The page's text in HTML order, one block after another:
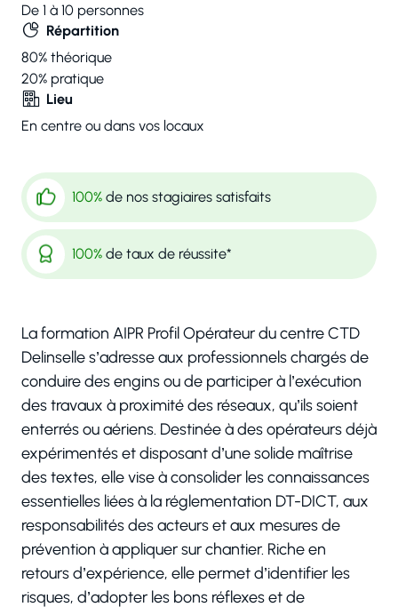
De 1 à 10 personnes
Répartition
80% théorique
20% pratique
Lieu
En centre ou dans vos locaux
100%de nos stagiaires satisfaits
100%de taux de réussite*
La formation AIPR Profil Opérateur du centre CTD
Delinselle s’adresse aux professionnels chargés de
conduire des engins ou de participer à l’exécution
des travaux à proximité des réseaux, qu’ils soient
enterrés ou aériens. Destinée à des opérateurs déjà
expérimentés et disposant d’une solide maîtrise
des textes, elle vise à consolider les connaissances
essentielles liées à la réglementation DT-DICT, aux
responsabilités des acteurs et aux mesures de
prévention à appliquer sur chantier. Riche en
retours d’expérience, elle permet d’identifier les
risques, d’adopter les bons réflexes et de